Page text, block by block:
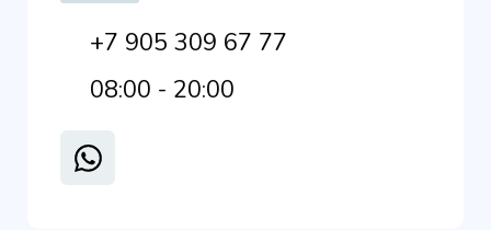
+7 905 309 67 77
08:00 - 20:00